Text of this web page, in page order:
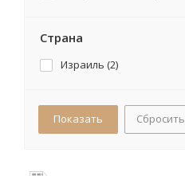
Страна
Израиль (2)
Сбросить